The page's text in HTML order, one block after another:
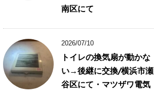
南区にて
2026/07/10
トイレの換気扇が動かな
い→後継に交換/横浜市瀬
谷区にて・マツザワ電気